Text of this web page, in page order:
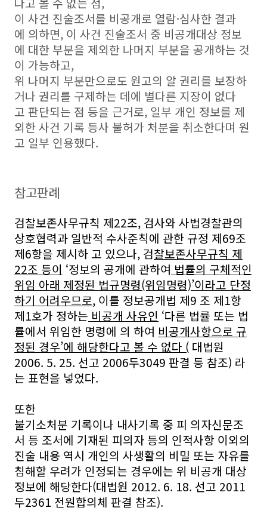
이 사건 진술조서를 비공개로 열람·심사한 결과
에 의하면, 이 사건 진술조서 중 비공개대상 정보
에 대한 부분을 제외한 나머지 부분을 공개하는 것
이 가능하고,
위 나머지 부분만으로도 원고의 알 권리를 보장하
거나 권리를 구제하는 데에 별다른 지장이 없다
고 판단되는 점 등을 근거로, 일부 개인 정보를 제
외한 사건 기록 등사 불허가 처분을 취소한다며 원
고 일부 인용했다.
참고판례
검찰보존사무규칙 제22조, 검사와 사법경찰관의
상호협력과 일반적 수사준칙에 관한 규정 제69조
제6항을 제시하 고 있으나, 검찰보존사무규칙 제
22조 등이 ‘정보의 공개에 관하여 법률의 구체적인
위임 아래 제정된 법규명령(위임명령)’이라고 단정
하기 어려우므로, 이를 정보공개법 제9 조 제1항
제1호가 정하는 비공개 사유인 ‘다른 법률 또는 법
률에서 위임한 명령에 의 하여 비공개사항으로 규
정된 경우’에 해당한다고 볼 수 없다 ( 대법원
2006. 5. 25. 선고 2006두3049 판결 등 참조) 라
는 표현을 넣었다.
또한
불기소처분 기록이나 내사기록 중 피 의자신문조
서 등 조서에 기재된 피의자 등의 인적사항 이외의
진술 내용 역시 개인의 사생활의 비밀 또는 자유를
침해할 우려가 인정되는 경우에는 위 비공개 대상
정보에 해당한다(대법원 2012. 6. 18. 선고 2011
두2361 전원합의체 판결 참조).